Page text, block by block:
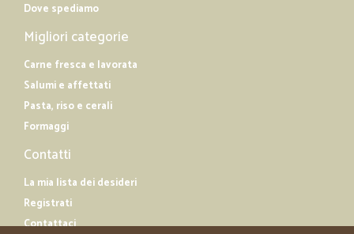
Dove spediamo
Migliori categorie
Carne fresca e lavorata
Salumi e affettati
Pasta, riso e cerali
Formaggi
Contatti
La mia lista dei desideri
Registrati
Contattaci